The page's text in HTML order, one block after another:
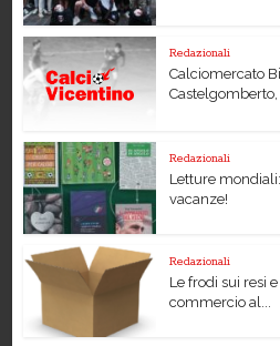
Redazionali
Calciomercato
Castelgomberto,
Redazionali
Letture
vacanze!
Redazionali
Le frodi sui resi
commercio al...